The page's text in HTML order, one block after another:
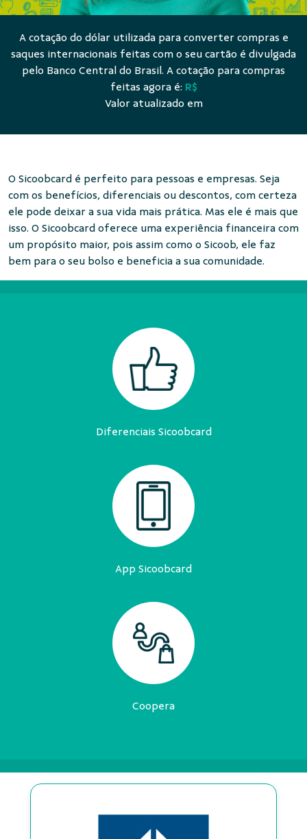
A cotação do dólar utilizada para converter compras e
saques internacionais feitas com o seu cartão é divulgada
pelo Banco Central do Brasil. A cotação para compras
feitas agora é: R$
Valor atualizado em
O Sicoobcard é perfeito para pessoas e empresas. Seja
com os benefícios, diferenciais ou descontos, com certeza
ele pode deixar a sua vida mais prática. Mas ele é mais que
isso. O Sicoobcard oferece uma experiência financeira com
um propósito maior, pois assim como o Sicoob, ele faz
bem para o seu bolso e beneficia a sua comunidade.
Diferenciais Sicoobcard
App Sicoobcard
Coopera